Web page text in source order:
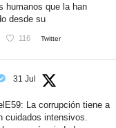
humanos que la han
desde su
116 Twitter
31 Jul
: La corrupción tiene a
cuidados intensivos.